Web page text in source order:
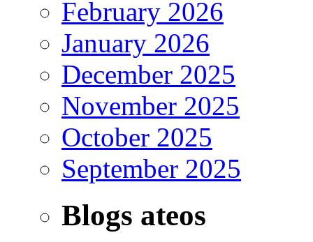
February 2026
January 2026
December 2025
November 2025
October 2025
September 2025
Blogs ateos